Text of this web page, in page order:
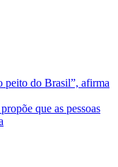
peito do Brasil”, afirma
que as pessoas